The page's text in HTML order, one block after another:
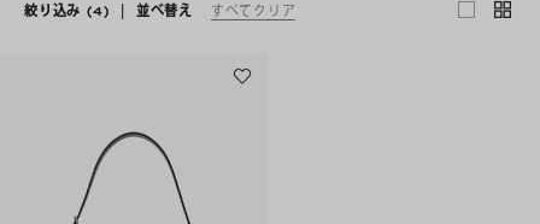
絞り込み (4) | 並べ替え すべてクリア